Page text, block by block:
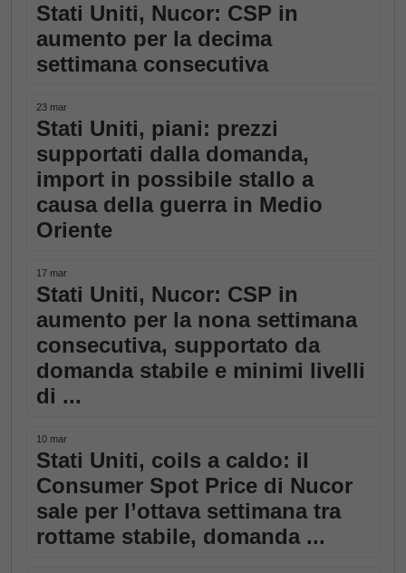
Stati Uniti, Nucor: CSP in
aumento per la decima
settimana consecutiva
23 mar
Stati Uniti, piani: prezzi
supportati dalla domanda,
import in possibile stallo a
causa della guerra in Medio
Oriente
17 mar
Stati Uniti, Nucor: CSP in
aumento per la nona settimana
consecutiva, supportato da
domanda stabile e minimi livelli
di ...
10 mar
Stati Uniti, coils a caldo: il
Consumer Spot Price di Nucor
sale per l’ottava settimana tra
rottame stabile, domanda ...